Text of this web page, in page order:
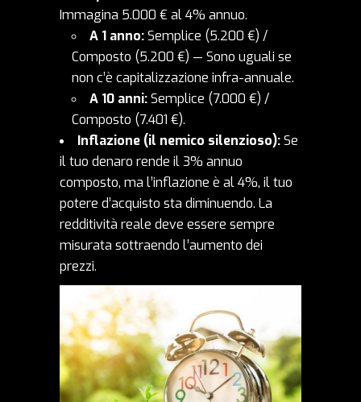
Immagina 5.000 € al 4% annuo.
A 1 anno:Semplice (5.200 €) /
Composto (5.200 €) — Sono uguali se
non c’è capitalizzazione infra-annuale.
A 10 anni:Semplice (7.000 €) /
Composto (7.401 €).
Inflazione (il nemico silenzioso):Se
il tuo denaro rende il 3% annuo
composto, ma l’inflazione è al 4%, il tuo
potere d’acquisto sta diminuendo. La
redditività reale deve essere sempre
misurata sottraendo l’aumento dei
prezzi.